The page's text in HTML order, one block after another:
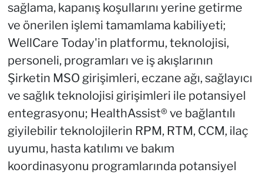
sağlama, kapanış koşullarını yerine getirme
ve önerilen işlemi tamamlama kabiliyeti;
WellCare Today'in platformu, teknolojisi,
personeli, programları ve iş akışlarının
Şirketin MSO girişimleri, eczane ağı, sağlayıcı
ve sağlık teknolojisi girişimleri ile potansiyel
entegrasyonu; HealthAssist® ve bağlantılı
giyilebilir teknolojilerin RPM, RTM, CCM, ilaç
uyumu, hasta katılımı ve bakım
koordinasyonu programlarında potansiyel